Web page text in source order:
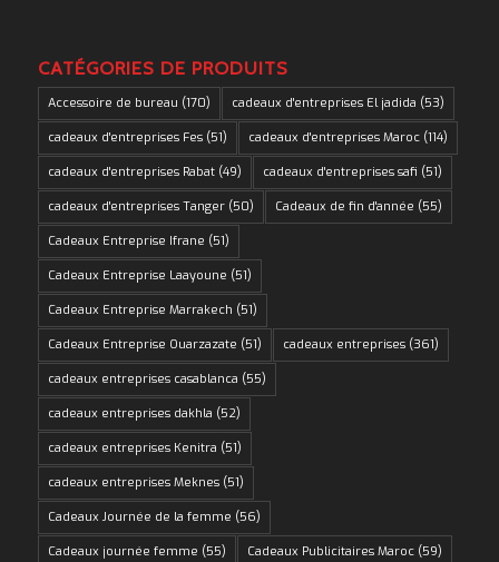
CATÉGORIES DE PRODUITS
Accessoire de bureau (170) cadeaux d'entreprises El jadida (53)
cadeaux d'entreprises Fes(51) cadeaux d'entreprises Maroc(114)
cadeaux d'entreprises Rabat(49) cadeaux d'entreprises safi (51)
cadeaux d'entreprises Tanger(50) Cadeaux de fin d'année (55)
Cadeaux Entreprise Ifrane (51)
Cadeaux Entreprise Laayoune (51)
Cadeaux Entreprise Marrakech (51)
Cadeaux Entreprise Ouarzazate (51) cadeaux entreprises(361)
cadeaux entreprises casablanca (55)
cadeaux entreprises dakhla (52)
cadeaux entreprises Kenitra (51)
cadeaux entreprises Meknes(51)
Cadeaux Journée de la femme (56)
Cadeaux journée femme (55) Cadeaux Publicitaires Maroc(59)